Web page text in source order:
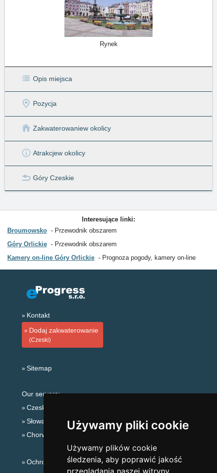
Używamy pliki cookie
Używamy plików cookie
śledzenia, aby poprawić jakość
przeglądania naszej witryny,
Rynek
Opis miejsca
Pozycja
Zakwaterowaniew okolicy
Atrakcjew okolicy
Góry Czeskie
Interesujące linki:
Broumowsko
Przewodnik obszarem
Góry Orlickie
Przewodnik obszarem
Kamery on-line Góry Orlickie
Prognoza pogody, kamery on-line
Kontakt
Dodaj zakwaterowanie
(Czeski)
Sitemap
Our servers:
Czeskie Góry
Słowackie góry
Chorwacja
Ochrona prywatności